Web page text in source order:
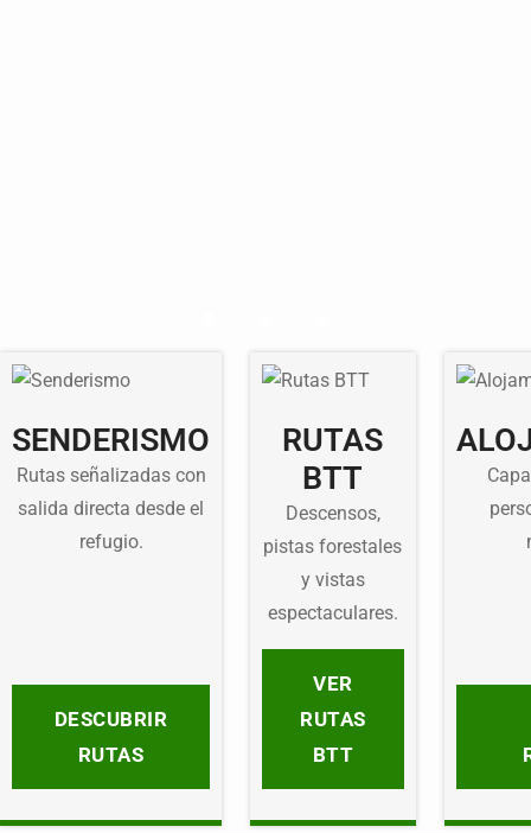
SENDERISMO
Rutas señalizadas con
salida directa desde el
refugio.
DESCUBRIR
RUTAS
RUTAS
BTT
Descensos,
pistas forestales
y vistas
espectaculares.
VER
RUTAS
BTT